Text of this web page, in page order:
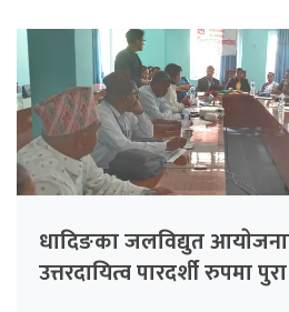
धादिङका जलविद्युत
उत्तरदायित्व पारदर्शी रुपमा